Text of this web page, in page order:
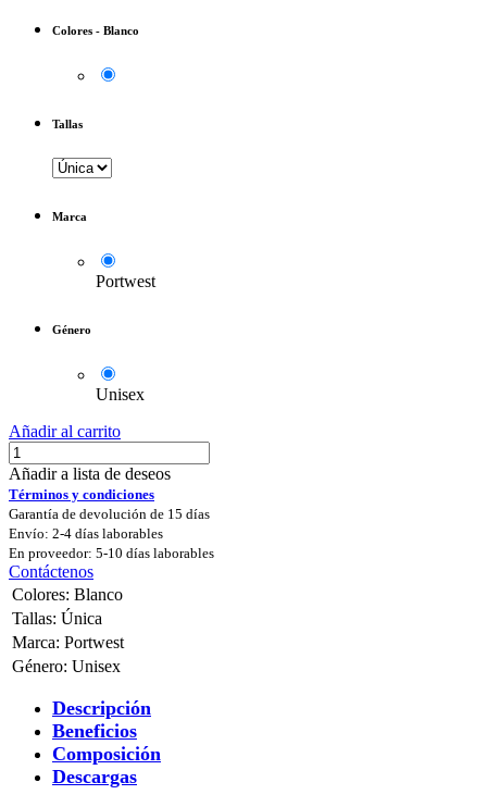
Colores - Blanco
Tallas
Marca
Portwest
Género
Unisex
Añadir al carrito
Añadir a lista de deseos
Términos y condiciones
Garantía de devolución de 15 días
Envío: 2-4 días laborables
En proveedor: 5-10 días laborables
Contáctenos
Colores: Blanco
Tallas: Única
Marca: Portwest
Género: Unisex
Descripción
Beneficios
Composición
Descargas